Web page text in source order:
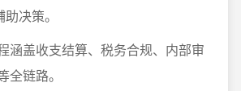
决策。
涵盖收支结算、税务合规、内部审
全链路。